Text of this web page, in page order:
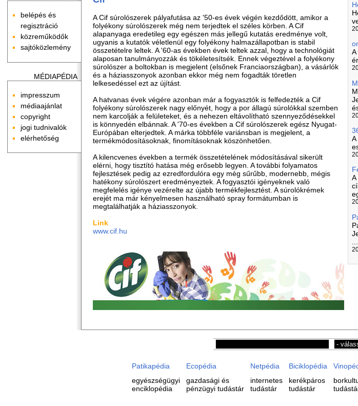
belépés és
regisztráció
közreműködők
sajtóközlemény
MÉDIAPÉDIA
impresszum
médiaajánlat
copyright
jogi tudnivalók
elérhetőség
A Cif súrolószerek pályafutása az '50-es évek végén kezdődött, amikor a
folyékony súrolószerek még nem terjedtek el széles körben. A Cif
alapanyaga eredetileg egy egészen más jellegű kutatás eredménye volt,
ugyanis a kutatók véletlenül egy folyékony halmazállapotban is stabil
összetételre leltek. A '60-as években évek teltek azzal, hogy a technológiát
alaposan tanulmányozzák és tökéletesítsék. Ennek végeztével a folyékony
súrolószer a boltokban is megjelent (elsőnek Franciaországban), a vásárlók
és a háziasszonyok azonban ekkor még nem fogadták töretlen
lelkesedéssel ezt az újítást.
A hatvanas évek végére azonban már a fogyasztók is felfedezték a Cif
folyékony súrolószerek nagy előnyét, hogy a por állagú súrolókkal szemben
nem karcolják a felületeket, és a nehezen eltávolítható szennyeződésekkel
is könnyedén elbánnak. A '70-es években a Cif súrolószerek egész Nyugat-
Európában elterjedtek. A márka többféle variánsban is megjelent, a
termékmódosításoknak, finomításoknak köszönhetően.
A kilencvenes években a termék összetételének módosításával sikerült
elérni, hogy tisztító hatása még erősebb legyen. A további folyamatos
fejlesztések pedig az ezredfordulóra egy még sűrűbb, modernebb, mégis
hatékony súrolószert eredményeztek. A fogyasztói igényeknek való
megfelelés igénye vezérelte az újabb termékfejlesztést. A súrolókrémek
erejét ma már kényelmesen használható spray formátumban is
megtalálhatják a háziasszonyok.
Link
www.cif.hu
Patikapédia Ecopédia Netpédia Biciklopédia
egyészségügyi
enciklopédia
gazdasági és
pénzügyi tudástár
internetes
tudástár
kerékpáros
tudástár